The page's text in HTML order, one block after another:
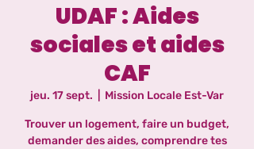
UDAF : Aides
sociales et aides
CAF
jeu. 17 sept. Mission Locale Est-Var
Trouver un logement, faire un budget,
demander des aides, comprendre tes